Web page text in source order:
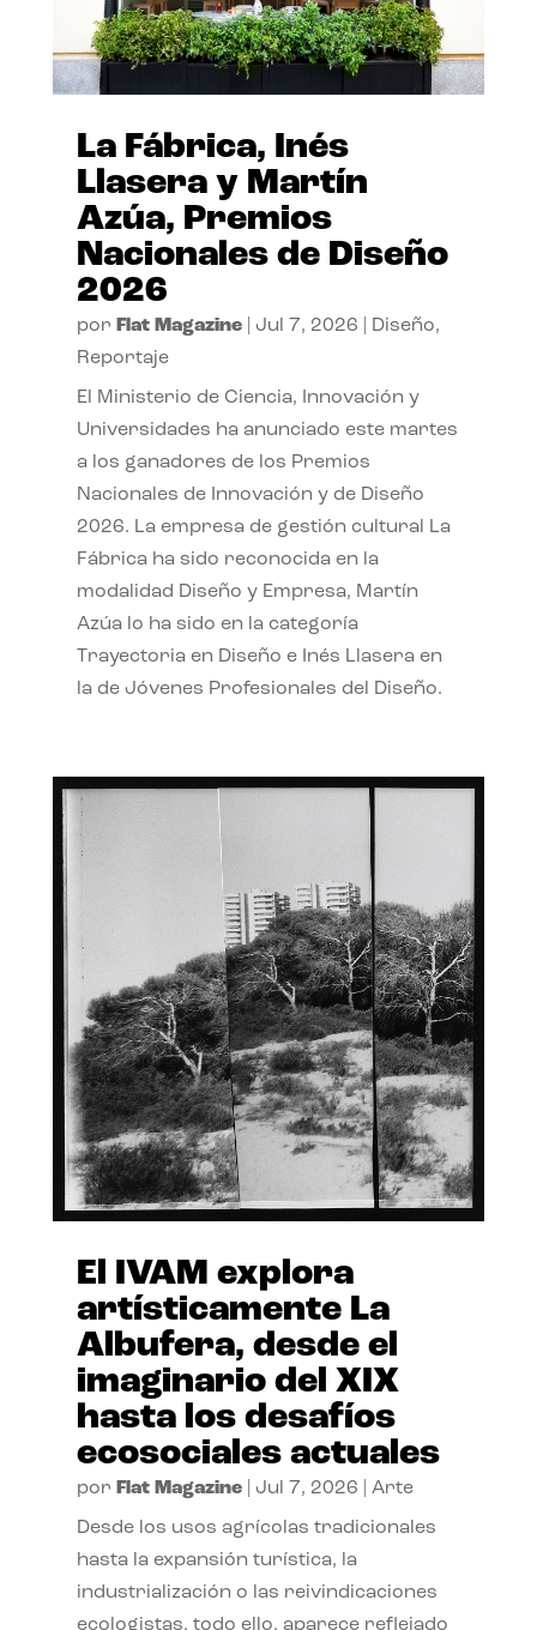
La Fábrica, Inés
Llasera y Martín
Azúa, Premios
Nacionales de Diseño
2026
por Flat Magazine| Jul 7, 2026 Diseño,
Reportaje
El Ministerio de Ciencia, Innovación y
Universidades ha anunciado este martes
a los ganadores de los Premios
Nacionales de Innovación y de Diseño
2026. La empresa de gestión cultural La
Fábrica ha sido reconocida en la
modalidad Diseño y Empresa, Martín
Azúa lo ha sido en la categoría
Trayectoria en Diseño e Inés Llasera en
la de Jóvenes Profesionales del Diseño.
El IVAM explora
artísticamente La
Albufera, desde el
imaginario del XIX
hasta los desafíos
ecosociales actuales
por Flat Magazine| Jul 7, 2026 Arte
Desde los usos agrícolas tradicionales
hasta la expansión turística, la
industrialización o las reivindicaciones
ecologistas, todo ello, aparece reflejado